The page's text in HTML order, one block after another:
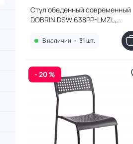
Стул обеденный современный
DOBRIN DSW 638PP-LMZL,
черный с ножками из светлого
бука, BD-1932902 BD-1932902
В наличии • 31 шт.
- 20 %